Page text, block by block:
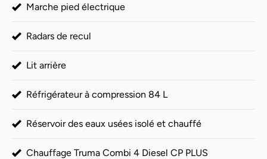
Marche pied électrique
Radars de recul
Lit arrière
Réfrigérateur à compression 84 L
Réservoir des eaux usées isolé et chauffé
Chauffage Truma Combi 4 Diesel CP PLUS